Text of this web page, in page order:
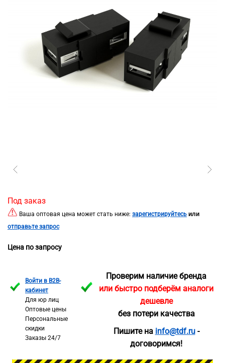
Под заказ
Ваша оптовая цена может стать ниже: зарегистрируйтесь или
отправьте запрос
Цена по запросу
Войти в B2B-
кабинет
Для юр лиц
Оптовые цены
Персональные
скидки
Заказы 24/7
Проверим наличие бренда
или быстро подберём аналоги
дешевле
без потери качества
Пишите на info@tdf.ru-
договоримся!